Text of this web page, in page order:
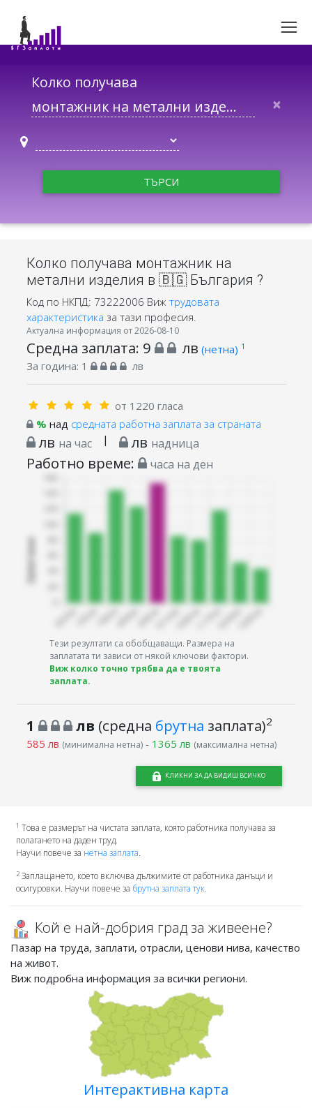
Колко получава
×
ТЪРСИ
Колко получава монтажник на
метални изделия в 🇧🇬 България ?
Код по НКПД: 73222006 Виж трудовата
характеристика за тази професия.
Актуална информация от 2026-08-10
Средна заплата: 9 лв (нетна) 1
За година: 1 лв
от 1220 гласа
% над средната работна заплата за страната
лв на час | лв надница
Работно време: часа на ден
Тези резултати са обобщаващи. Размера на
заплатата ти зависи от някой ключови фактори.
Виж колко точно трябва да е твоята
заплата.
1 лв (средна брутна заплата)2
585 лв (минимална нетна)- 1365 лв (максимална нетна)
КЛИКНИ ЗА ДА ВИДИШ ВСИЧКО
1 Това е размерът на чистата заплата, която работника получава за
полагането на даден труд.
Научи повече за нетна заплата.
2Заплащането, което включва дължимите от работника данъци и
осигуровки. Научи повече за брутна заплата тук.
Кой е най-добрия град за живеене?
Пазар на труда, заплати, отрасли, ценови нива, качество
на живот.
Виж подробна информация за всички региони.
Интерактивна карта